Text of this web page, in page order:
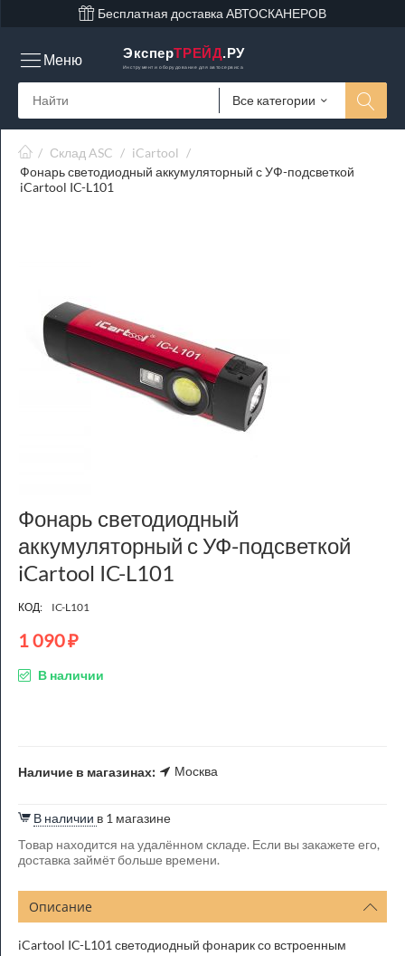
Бесплатная доставка АВТОСКАНЕРОВ
ЭксперТРЕЙД.РУ
Инструмент и оборудование для автосервиса
Все категории
Меню
/ Склад ASC / iCartool /
Фонарь светодиодный аккумуляторный с УФ-подсветкой
iCartool IC-L101
Фонарь светодиодный
аккумуляторный с УФ-подсветкой
iCartool IC-L101
КОД: IC-L101
1 090₽
В наличии
Наличие в магазинах: Москва
В наличии в 1 магазине
Товар находится на удалённом складе. Если вы закажете его,
доставка займёт больше времени.
Описание
iCartool IC-L101 светодиодный фонарик со встроенным